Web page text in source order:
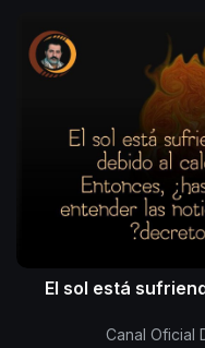
El sol está
Canal Oficial